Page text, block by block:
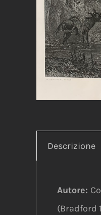
Descrizione
Autore:
(Bradford